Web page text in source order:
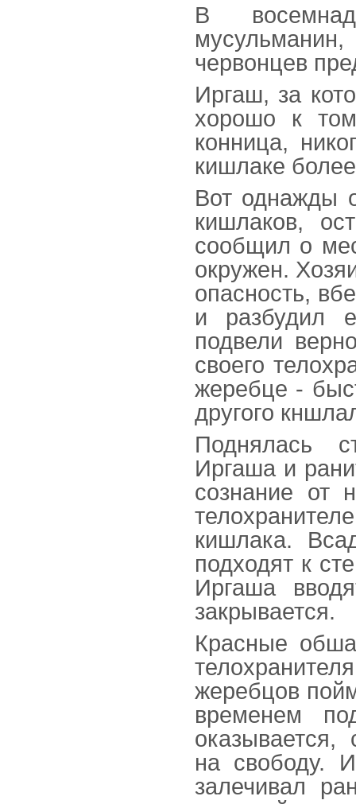
В
червонцев
Иргаш, за
хорошо к
конница,
кишлаке
Вот однажды
кишлаков,
сообщил о
окружен.
опасность,
и разбудил
подвели
своего
жеребце -
другого
Поднялась
Иргаша и
сознание от
кишлака.
подходят к
Иргаша
закрывается.
Красные
жеребцов
временем
на свободу.
залечивал